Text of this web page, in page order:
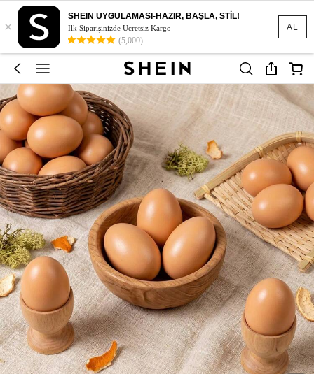
AL
×
SHEIN UYGULAMASI-HAZIR, BAŞLA, STİL!
İlk Siparişinizde Ücretsiz Kargo
(5,000)